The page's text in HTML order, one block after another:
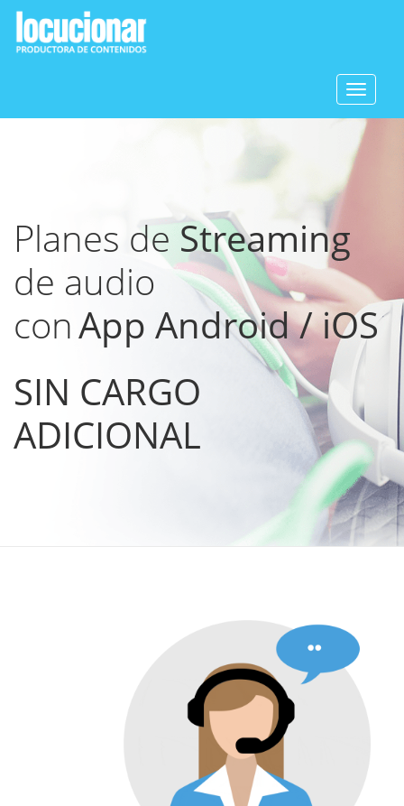
Toggle
Planes de Streaming
de audio
conApp Android / iOS
SIN CARGO
ADICIONAL